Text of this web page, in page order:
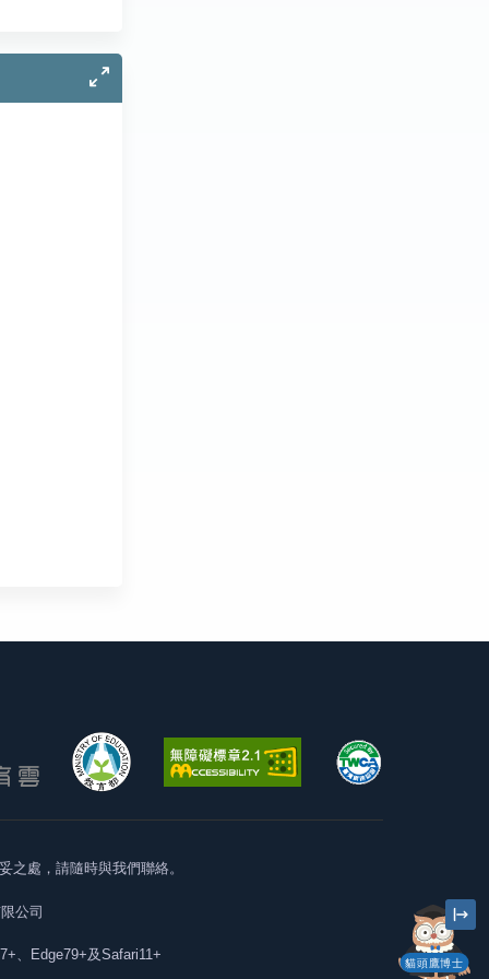
貓頭鷹博士
之處，請隨時與我們聯絡。
公司
、Edge79+及Safari11+